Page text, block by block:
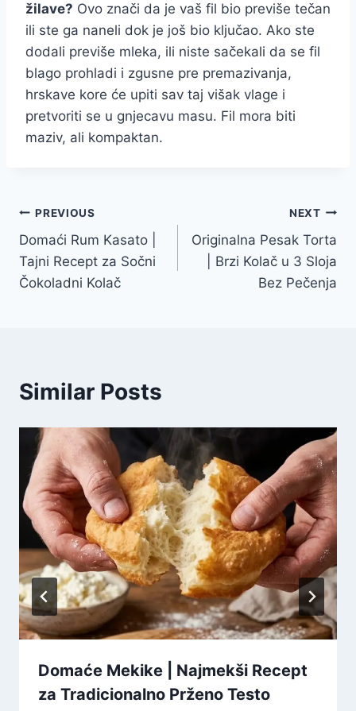
žilave? Ovo znači da je vaš fil bio previše tečan
ili ste ga naneli dok je još bio ključao. Ako ste
dodali previše mleka, ili niste sačekali da se fil
blago prohladi i zgusne pre premazivanja,
hrskave kore će upiti sav taj višak vlage i
pretvoriti se u gnjecavu masu. Fil mora biti
maziv, ali kompaktan.
Post
navigation
PREVIOUS
Domaći Rum Kasato |
Tajni Recept za Sočni
Čokoladni Kolač
NEXT
Originalna Pesak Torta
| Brzi Kolač u 3 Sloja
Bez Pečenja
Similar Posts
Domaće Mekike | Najmekši Recept
za Tradicionalno Prženo Testo